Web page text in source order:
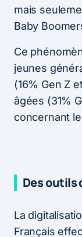
mais
Baby
Ce
jeunes
(16% Gen Z
âgées (31%
concernant
Des outils
La
Français